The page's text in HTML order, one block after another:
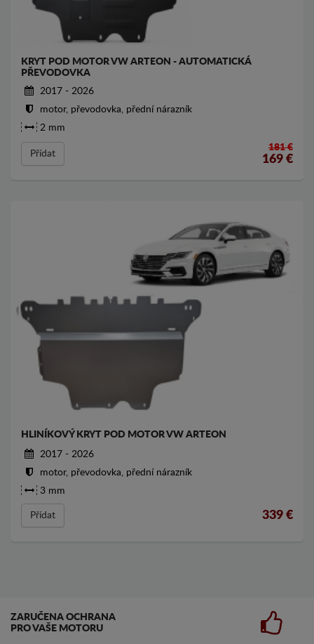
KRYT POD MOTOR VW ARTEON - AUTOMATICKÁ
PŘEVODOVKA
2017 - 2026
motor, převodovka, přední nárazník
2 mm
Přídat
181 €
169 €
HLINÍKOVÝ KRYT POD MOTOR VW ARTEON
2017 - 2026
motor, převodovka, přední nárazník
3 mm
Přídat 339 €
ZARUČENA OCHRANA
PRO VAŠE MOTORU